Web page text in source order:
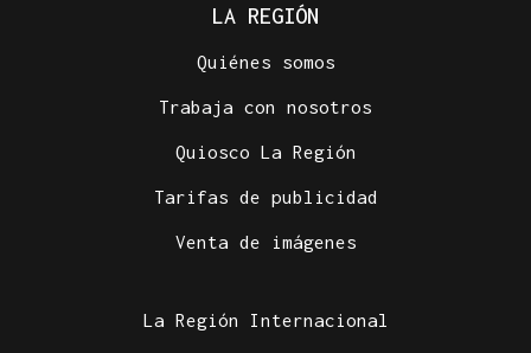
LA REGIÓN
Quiénes somos
Trabaja con nosotros
Quiosco La Región
Tarifas de publicidad
Venta de imágenes
La Región Internacional